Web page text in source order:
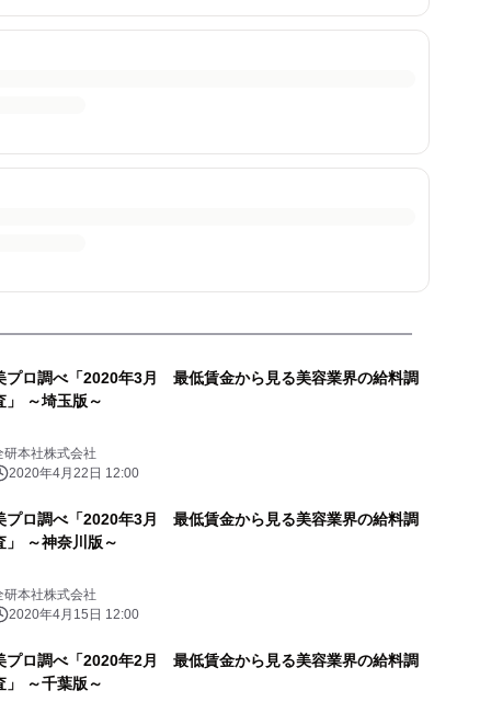
プロ調べ「2020年3月 最低賃金から見る美容業界の給料調
」 ～埼玉版～
研本社株式会社
2020年4月22日 12:00
プロ調べ「2020年3月 最低賃金から見る美容業界の給料調
」 ～神奈川版～
研本社株式会社
2020年4月15日 12:00
プロ調べ「2020年2月 最低賃金から見る美容業界の給料調
」 ～千葉版～